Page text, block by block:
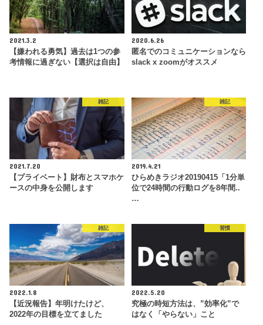
2021.3.2
【嫌われる勇気】過去は1つの参
考情報に過ぎない【選択は自由】
2020.6.26
匿名でのコミュニケーションなら
slack x zoomがオススメ
雑記
2021.7.20
【プライベート】財布とスマホケ
ースの中身を公開します
雑記
2019.4.21
ひらめきラジオ20190415「1分単
位で24時間の行動ログを8年間..
…
雑記
2022.1.8
【近況報告】年明けたけど、
2022年の目標を立てました
習慣
2022.5.20
究極の時短方法は、”効率化”で
はなく「やらない」こと